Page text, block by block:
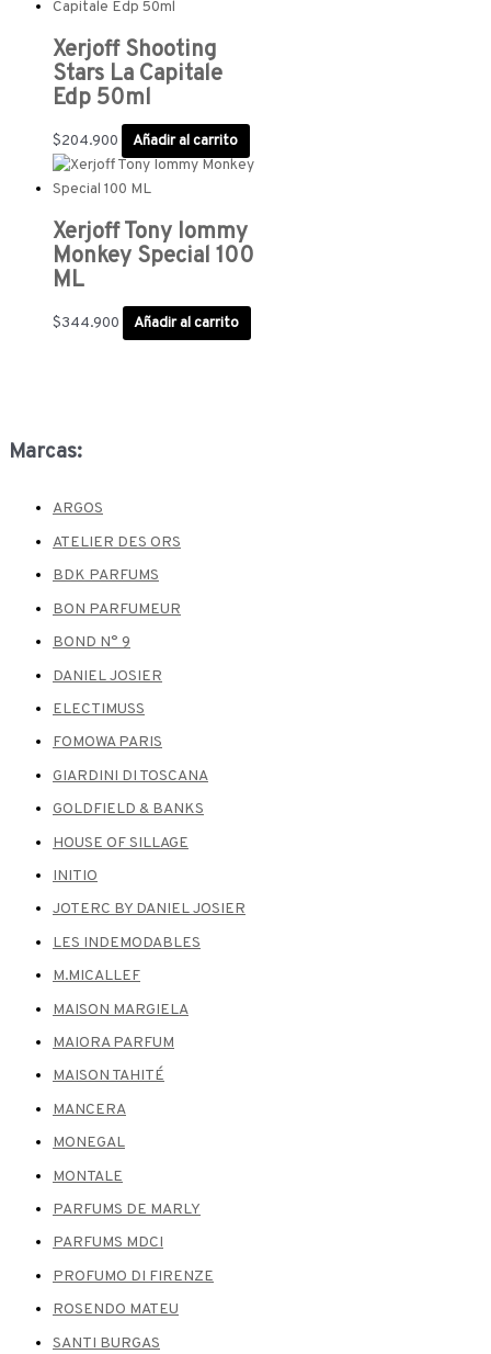
Marcas:
ARGOS
ATELIER DES ORS
BDK PARFUMS
BON PARFUMEUR
BOND N° 9
DANIEL JOSIER
ELECTIMUSS
FOMOWA PARIS
GIARDINI DI TOSCANA
GOLDFIELD & BANKS
HOUSE OF SILLAGE
INITIO
JOTERC BY DANIEL JOSIER
LES INDEMODABLES
M.MICALLEF
MAISON MARGIELA
MAIORA PARFUM
MAISON TAHITÉ
MANCERA
MONEGAL
MONTALE
PARFUMS DE MARLY
PARFUMS MDCI
PROFUMO DI FIRENZE
ROSENDO MATEU
SANTI BURGAS
Xerjoff Shooting
Stars La Capitale
Edp 50ml
$204.900 Añadir al carrito
Xerjoff Tony Iommy
Monkey Special 100
ML
$344.900 Añadir al carrito